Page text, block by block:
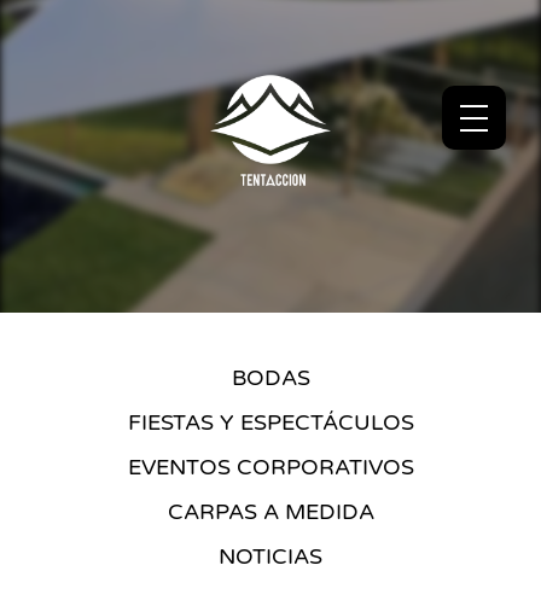
BODAS
FIESTAS Y ESPECTÁCULOS
EVENTOS CORPORATIVOS
CARPAS A MEDIDA
NOTICIAS